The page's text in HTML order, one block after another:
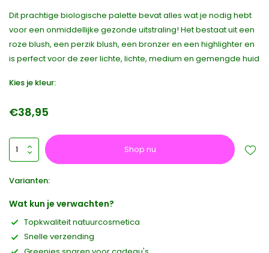
Dit prachtige biologische palette bevat alles wat je nodig hebt
voor een onmiddellijke gezonde uitstraling! Het bestaat uit een
roze blush, een perzik blush, een bronzer en een highlighter en
is perfect voor de zeer lichte, lichte, medium en gemengde huid
Kies je kleur:
€38,95
Shop nu
Varianten:
Wat kun je verwachten?
Topkwaliteit natuurcosmetica
Snelle verzending